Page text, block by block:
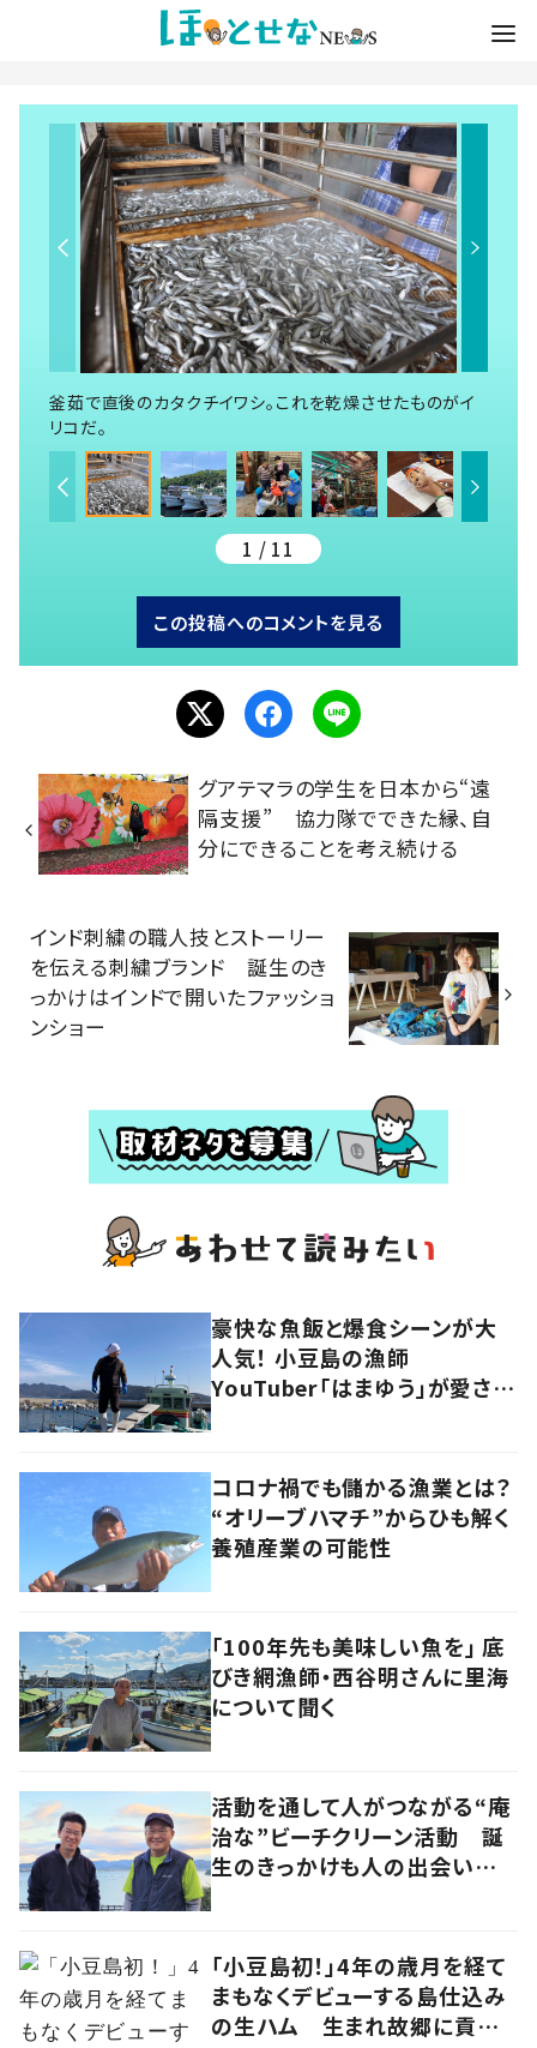
釜茹で直後のカタクチイワシ。これを乾燥させたものがイ
リコだ。
1 / 11
この投稿へのコメントを見る
グアテマラの学生を日本から“遠
隔支援” 協力隊でできた縁、自
分にできることを考え続ける
インド刺繍の職人技とストーリー
を伝える刺繍ブランド 誕生のき
っかけはインドで開いたファッショ
ンショー
豪快な魚飯と爆食シーンが大
人気！ 小豆島の漁師
YouTuber「はまゆう」が愛され
コロナ禍でも儲かる漁業とは？
“オリーブハマチ”からひも解く
養殖産業の可能性
「100年先も美味しい魚を」 底
びき網漁師・西谷明さんに里海
について聞く
活動を通して人がつながる“庵
治な”ビーチクリーン活動 誕
生のきっかけも人の出会いだっ
「小豆島初！」4年の歳月を経て
まもなくデビューする島仕込み
の生ハム 生まれ故郷に貢献